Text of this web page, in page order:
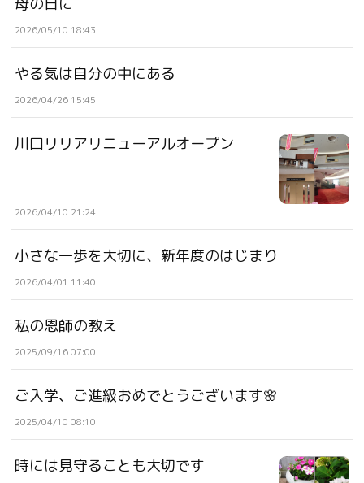
2026/05/10 18:43
やる気は自分の中にある
2026/04/26 15:45
川口リリアリニューアルオープン
2026/04/10 21:24
小さな一歩を大切に、新年度のはじまり
2026/04/01 11:40
私の恩師の教え
2025/09/16 07:00
ご入学、ご進級おめでとうございます🌸
2025/04/10 08:10
時には見守ることも大切です